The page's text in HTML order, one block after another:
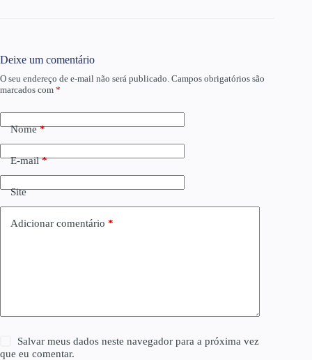
Deixe um comentário
O seu endereço de e-mail não será publicado. Campos obrigatórios são
marcados com *
Nome*
E-mail*
Site
Adicionar comentário *
Salvar meus dados neste navegador para a próxima vez
que eu comentar.